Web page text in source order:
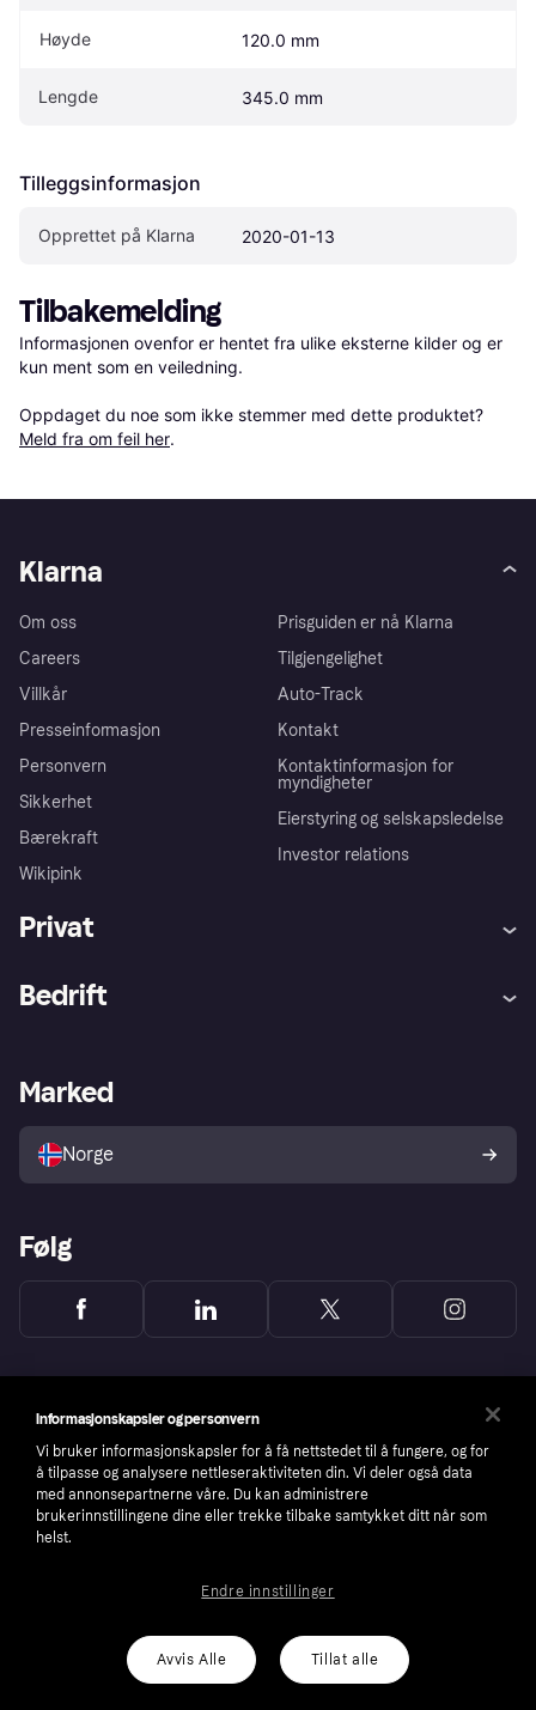
Høyde 120.0 mm
Lengde 345.0 mm
Tilleggsinformasjon
Opprettet på Klarna 2020-01-13
Tilbakemelding
Informasjonen ovenfor er hentet fra ulike eksterne kilder og er
kun ment som en veiledning.
Oppdaget du noe som ikke stemmer med dette produktet?
Meld fra om feil her.
Klarna
Om oss
Careers
Villkår
Presseinformasjon
Personvern
Sikkerhet
Bærekraft
Wikipink
Prisguiden er nå Klarna
Tilgjengelighet
Auto-Track
Kontakt
Kontaktinformasjon for
myndigheter
Eierstyring og selskapsledelse
Investor relations
Privat
Utforsk butikker
Bedrift
Merchant portal
Marked
Norge
Følg
number: 556737-0431
Cookies Klarna.com
Informasjonskapsler og personvern
Vi bruker informasjonskapsler for å få nettstedet til å fungere, og for
å tilpasse og analysere nettleseraktiviteten din. Vi deler også data
med annonsepartnerne våre. Du kan administrere
brukerinnstillingene dine eller trekke tilbake samtykket ditt når som
helst.
Avvis Alle Tillat alle
Endre innstillinger